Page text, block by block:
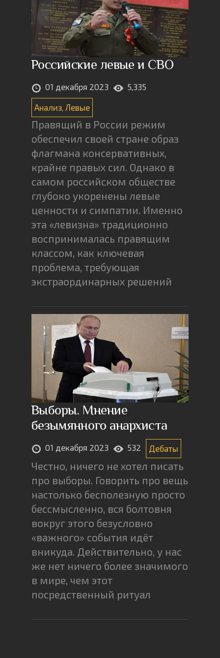
Российские левые и СВО
01 декабря 2023 5,335
Анализ Левые
Правящий в России режим
обеспечил своей стране образ
флагмана консервативных,
крайне правых сил. Однако в
самом российском обществе
глубоко укоренены левые
ценности и симпатии. Именно
эта «левизна» традиционно
воспринималась правящим
классом, как ключевая
проблема, требующая
экстраординарных решений
Выборы. Мнение
безымянного анархиста
01 декабря 2023 532 Дебаты
Честно, ничего не хотел писать
про выборы. Говорить про вещь
настолько бесполезную просто
бессмысленно, вся болтовня
вокруг этого безусловно
«важного» события идёт
вникуда. Действительно, у нас
же нет ничего более значимого
в мире, чем этот
посредственный ритуал